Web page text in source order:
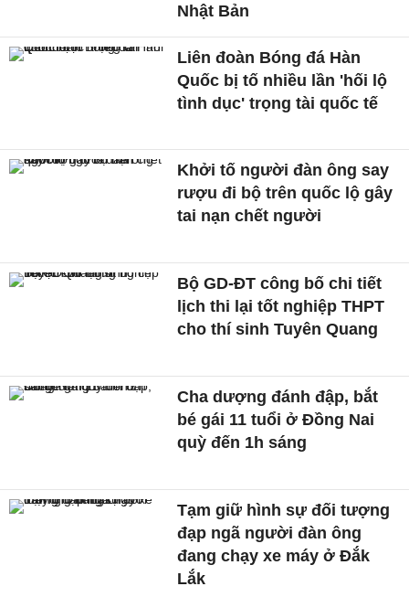
Nhật Bản
Liên đoàn Bóng đá Hàn
Quốc bị tố nhiều lần 'hối lộ
tình dục' trọng tài quốc tế
Khởi tố người đàn ông say
rượu đi bộ trên quốc lộ gây
tai nạn chết người
Bộ GD-ĐT công bố chi tiết
lịch thi lại tốt nghiệp THPT
cho thí sinh Tuyên Quang
Cha dượng đánh đập, bắt
bé gái 11 tuổi ở Đồng Nai
quỳ đến 1h sáng
Tạm giữ hình sự đối tượng
đạp ngã người đàn ông
đang chạy xe máy ở Đắk
Lắk